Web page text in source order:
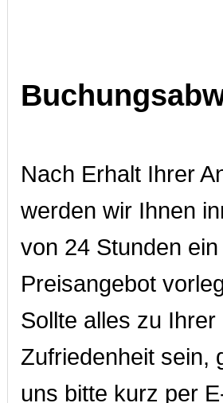
Nach Erhalt Ihrer
werden wir Ihnen
von 24 Stunden ein
Preisangebot
Sollte alles zu Ihrer
Zufriedenheit sein,
uns bitte kurz per